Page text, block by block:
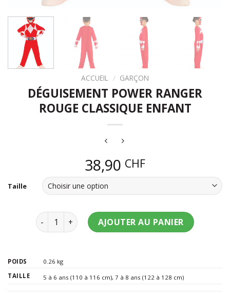
ACCUEIL / GARÇON
DÉGUISEMENT POWER RANGER
ROUGE CLASSIQUE ENFANT
38,90 CHF
Taille
quantité de Déguisement Power Ranger rouge
AJOUTER AU PANIER
POIDS
0.26 kg
TAILLE
5 à 6 ans (110 à 116 cm), 7 à 8 ans (122 à 128 cm)